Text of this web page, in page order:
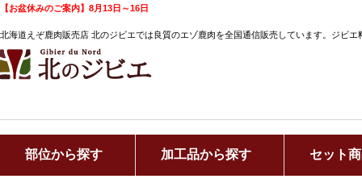
【お盆休みのご案内】8月13日～16日
北海道えぞ鹿肉販売店 北のジビエでは良質のエゾ鹿肉を全国通信販売しています。ジビ
部位から探す 加工品から探す セット